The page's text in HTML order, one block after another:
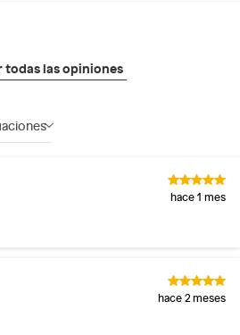
todas las opiniones
hace 1 mes
hace 2 meses